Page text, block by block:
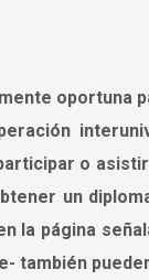
oportuna
o
un
la página
también